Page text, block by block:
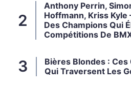
Anthony Perrin,
Hoffmann, Kriss
Des Champions Qui
Compétitions De
Bières Blondes :
Qui Traversent Les